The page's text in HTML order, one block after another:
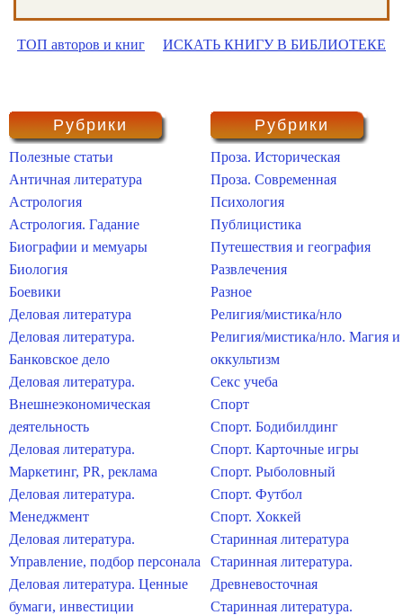
ТОП авторов и книг ИСКАТЬ КНИГУ В БИБЛИОТЕКЕ
Рубрики
Полезные статьи
Античная литература
Астрология
Астрология. Гадание
Биографии и мемуары
Биология
Боевики
Деловая литература
Деловая литература.
Банковское дело
Деловая литература.
Внешнеэкономическая
деятельность
Деловая литература.
Маркетинг, PR, реклама
Деловая литература.
Менеджмент
Деловая литература.
Управление, подбор персонала
Деловая литература. Ценные
бумаги, инвестиции
Рубрики
Проза. Историческая
Проза. Современная
Психология
Публицистика
Путешествия и география
Развлечения
Разное
Религия/мистика/нло
Религия/мистика/нло. Магия и
оккультизм
Секс учеба
Спорт
Спорт. Бодибилдинг
Спорт. Карточные игры
Спорт. Рыболовный
Спорт. Футбол
Спорт. Хоккей
Старинная литература
Старинная литература.
Древневосточная
Старинная литература.